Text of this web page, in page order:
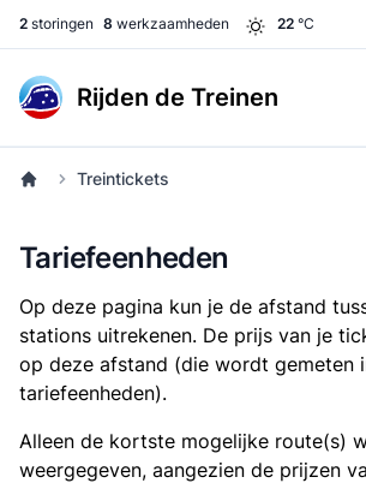
2 storingen 8 werkzaamheden 22 °C
Rijden de Treinen
Treintickets
Tariefeenheden
Op deze pagina kun je de afstand
stations uitrekenen. De prijs van je
op deze afstand (die wordt gemeten
tariefeenheden).
Alleen de kortste mogelijke route(s)
weergegeven, aangezien de prijzen